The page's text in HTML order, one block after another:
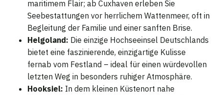
maritimem Flair; ab Cuxhaven erleben Sie
Seebestattungen vor herrlichem Wattenmeer, oft in
Begleitung der Familie und einer sanften Brise.
Helgoland: Die einzige Hochseeinsel Deutschlands
bietet eine faszinierende, einzigartige Kulisse
fernab vom Festland – ideal für einen würdevollen
letzten Weg in besonders ruhiger Atmosphäre.
Hooksiel: In dem kleinen Küstenort nahe